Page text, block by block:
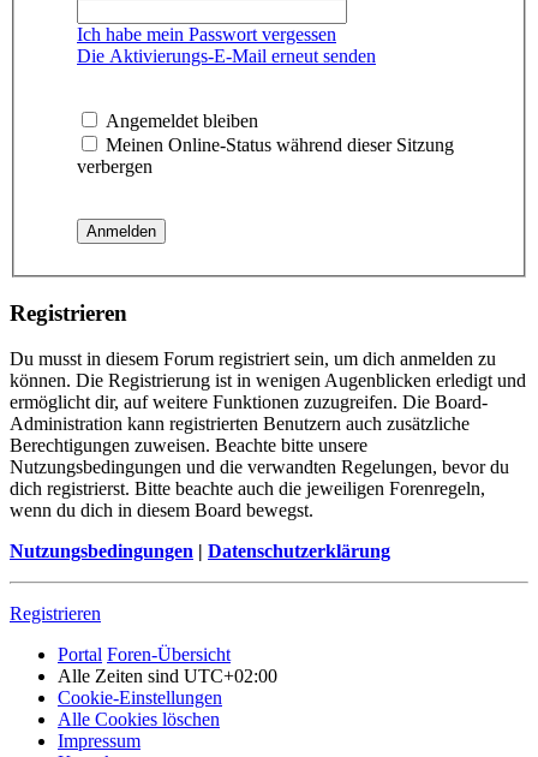
Ich habe mein Passwort vergessen
Die Aktivierungs-E-Mail erneut senden
Angemeldet bleiben
Meinen Online-Status während dieser Sitzung
verbergen
Registrieren
Du musst in diesem Forum registriert sein, um dich anmelden zu
können. Die Registrierung ist in wenigen Augenblicken erledigt und
ermöglicht dir, auf weitere Funktionen zuzugreifen. Die Board-
Administration kann registrierten Benutzern auch zusätzliche
Berechtigungen zuweisen. Beachte bitte unsere
Nutzungsbedingungen und die verwandten Regelungen, bevor du
dich registrierst. Bitte beachte auch die jeweiligen Forenregeln,
wenn du dich in diesem Board bewegst.
Nutzungsbedingungen
Datenschutzerklärung
Registrieren
Portal Foren-Übersicht
Alle Zeiten sind UTC+02:00
Cookie-Einstellungen
Alle Cookies löschen
Impressum